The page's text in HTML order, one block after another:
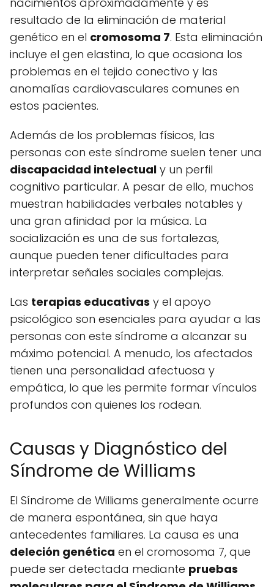
resultado de la eliminación de material
genético en el cromosoma 7. Esta eliminación
incluye el gen elastina, lo que ocasiona los
problemas en el tejido conectivo y las
anomalías cardiovasculares comunes en
estos pacientes.
Además de los problemas físicos, las
personas con este síndrome suelen tener una
discapacidad intelectual y un perfil
cognitivo particular. A pesar de ello, muchos
muestran habilidades verbales notables y
una gran afinidad por la música. La
socialización es una de sus fortalezas,
aunque pueden tener dificultades para
interpretar señales sociales complejas.
Las terapias educativas y el apoyo
psicológico son esenciales para ayudar a las
personas con este síndrome a alcanzar su
máximo potencial. A menudo, los afectados
tienen una personalidad afectuosa y
empática, lo que les permite formar vínculos
profundos con quienes los rodean.
Causas y Diagnóstico del
Síndrome de Williams
El Síndrome de Williams generalmente ocurre
de manera espontánea, sin que haya
antecedentes familiares. La causa es una
deleción genética en el cromosoma 7, que
puede ser detectada mediante pruebas